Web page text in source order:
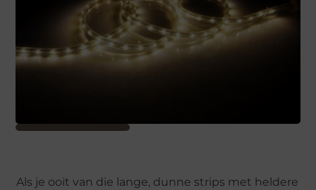
Als je ooit van die lange, dunne strips met heldere